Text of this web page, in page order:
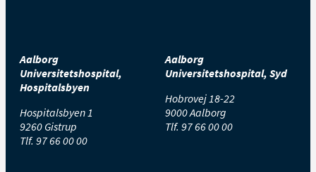
Aalborg
Universitetshospital,
Hospitalsbyen
Hospitalsbyen 1
9260 Gistrup
Tlf. 97 66 00 00
Aalborg
Universitetshospital, Syd
Hobrovej 18-22
9000 Aalborg
Tlf. 97 66 00 00